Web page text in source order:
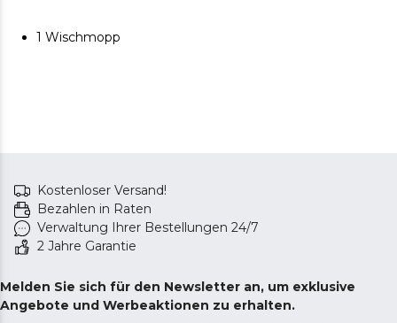
1 Wischmopp
Kostenloser Versand!
Bezahlen in Raten
Verwaltung Ihrer Bestellungen 24/7
2 Jahre Garantie
Melden Sie sich für den Newsletter an, um exklusive
Angebote und Werbeaktionen zu erhalten.